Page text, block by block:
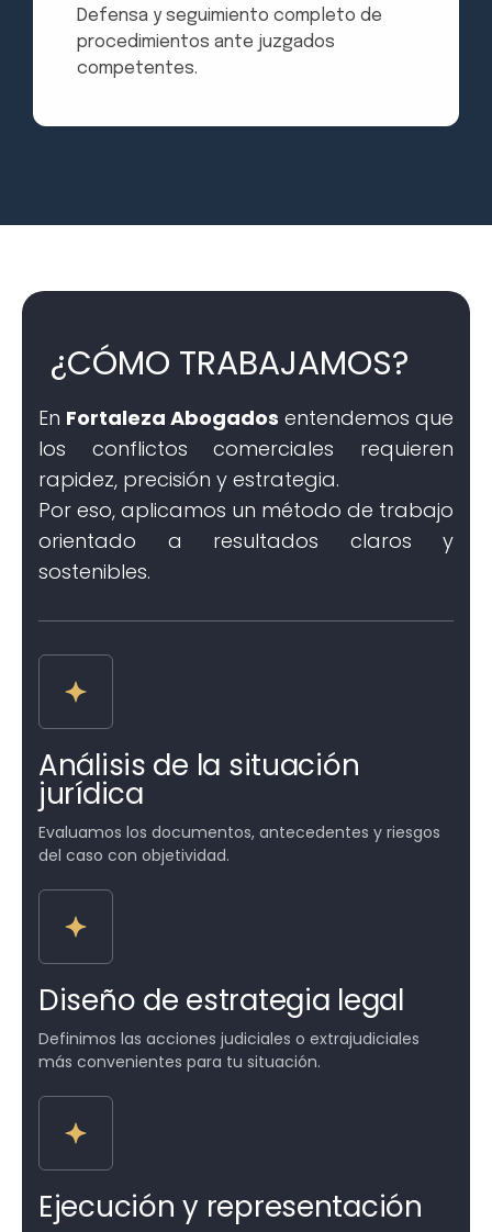
Defensa y seguimiento completo de
procedimientos ante juzgados
competentes.
¿CÓMO TRABAJAMOS?
En Fortaleza Abogados entendemos que
los conflictos comerciales requieren
rapidez, precisión y estrategia.
Por eso, aplicamos un método de trabajo
orientado a resultados claros y
sostenibles.
Análisis de la situación
jurídica
Evaluamos los documentos, antecedentes y riesgos
del caso con objetividad.
Diseño de estrategia legal
Definimos las acciones judiciales o extrajudiciales
más convenientes para tu situación.
Ejecución y representación